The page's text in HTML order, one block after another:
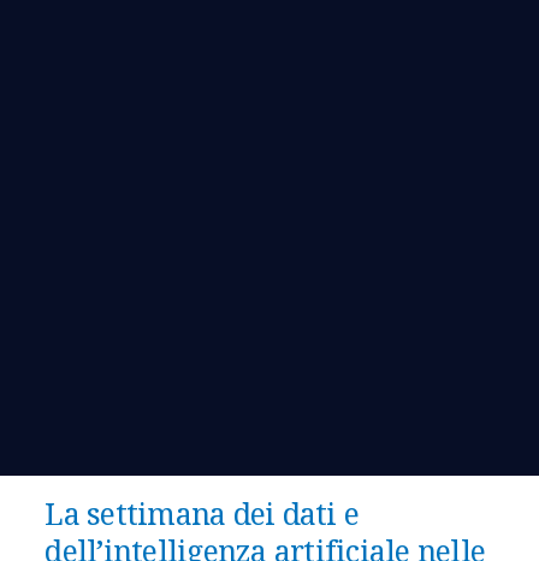
La settimana dei dati e
dell’intelligenza artificiale nelle